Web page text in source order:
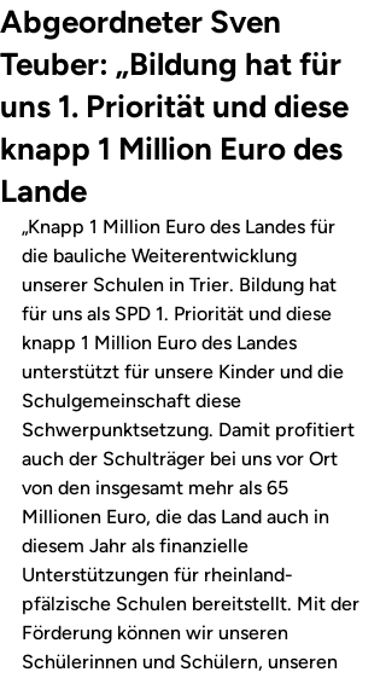
Abgeordneter Sven
Teuber: „Bildung hat für
uns 1. Priorität und diese
knapp 1 Million Euro des
Lande
„Knapp 1 Million Euro des Landes für
die bauliche Weiterentwicklung
unserer Schulen in Trier. Bildung hat
für uns als SPD 1. Priorität und diese
knapp 1 Million Euro des Landes
unterstützt für unsere Kinder und die
Schulgemeinschaft diese
Schwerpunktsetzung. Damit profitiert
auch der Schulträger bei uns vor Ort
von den insgesamt mehr als 65
Millionen Euro, die das Land auch in
diesem Jahr als finanzielle
Unterstützungen für rheinland-
pfälzische Schulen bereitstellt. Mit der
Förderung können wir unseren
Schülerinnen und Schülern, unseren